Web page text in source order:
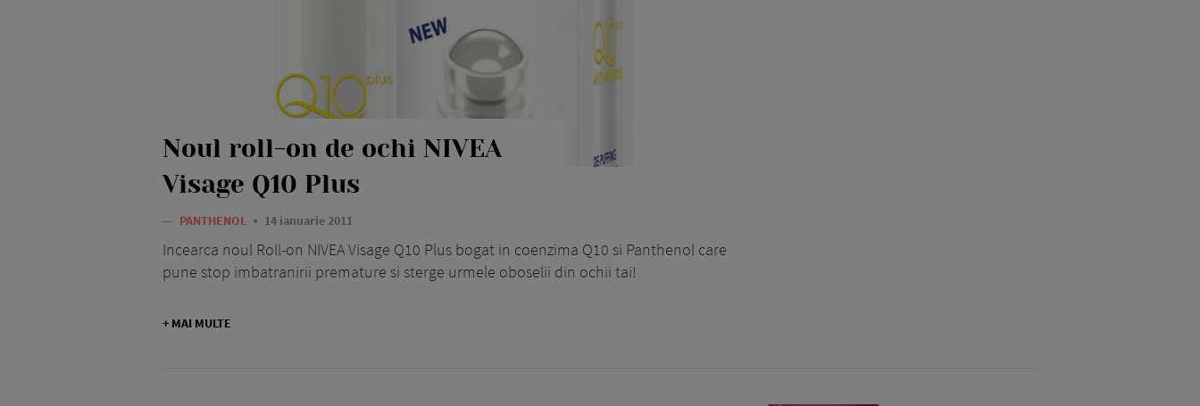
Noul roll-on de ochi NIVEA
Visage Q10 Plus
— PANTHENOL 14 ianuarie 2011
Incearca noul Roll-on NIVEA Visage Q10 Plus bogat in coenzima Q10 si Panthenol care
pune stop imbatranirii premature si sterge urmele oboselii din ochii tai!
+ MAI MULTE